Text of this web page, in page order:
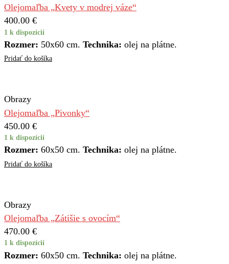
Olejomaľba „Kvety v modrej váze“
400.00 €
1 k dispozícií
Rozmer: 50x60 cm. Technika: olej na plátne.
Pridať do košíka
Obrazy
Olejomaľba „Pivonky“
450.00 €
1 k dispozícií
Rozmer: 60x50 cm. Technika: olej na plátne.
Pridať do košíka
Obrazy
Olejomaľba „Zátišie s ovocím“
470.00 €
1 k dispozícií
Rozmer: 60x50 cm. Technika: olej na plátne.